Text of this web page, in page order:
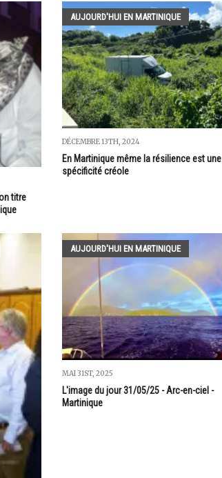
titre
AUJOURD'HUI EN MARTINIQUE
DÉCEMBRE 13TH, 2024
En Martinique même la résilience est une
spécificité créole
AUJOURD'HUI EN MARTINIQUE
MAI 31ST, 2025
L'image du jour 31/05/25 - Arc-en-ciel -
Martinique